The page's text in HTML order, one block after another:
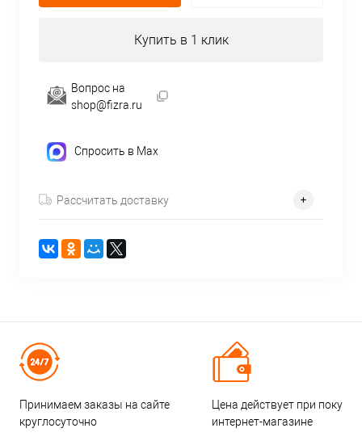
Купить в 1 клик
Вопрос на
shop@fizra.ru
Спросить в Max
Рассчитать доставку
Принимаем заказы на сайте
круглосуточно
Цена действует при
интернет-магазине